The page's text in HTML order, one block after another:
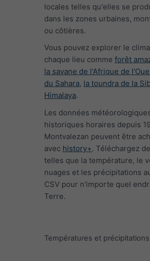
locales telles qu'elles se
dans les zones urbaines,
ou côtières.
Vous pouvez explorer le
chaque lieu comme forêt
la savane de l'Afrique de
du Sahara, la toundra de la
Himalaya.
Les données
historiques horaires depuis
Montvalezan peuvent être
avec history+. Téléchargez
telles que la température, le
nuages et les précipitations
CSV pour n'importe quel
Terre.
Températures et